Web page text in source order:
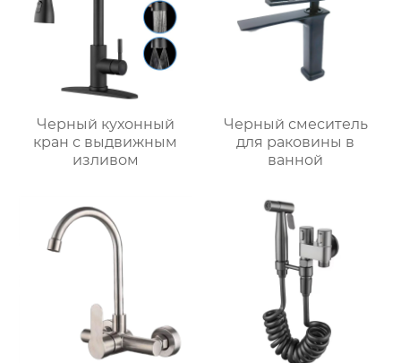
Черный кухонный
кран с выдвижным
изливом
Черный смеситель
для раковины в
ванной